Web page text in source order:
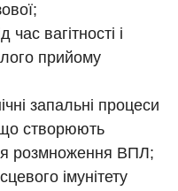
вагітності і
прийому
запальні процеси
що створюють
розмноження ВПЛ;
імунітету